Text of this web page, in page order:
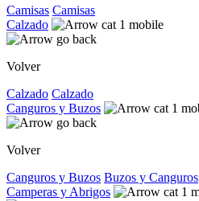
Camisas Camisas
Calzado
Volver
Calzado Calzado
Canguros y Buzos
Volver
Canguros y Buzos Buzos y Canguros
Camperas y Abrigos